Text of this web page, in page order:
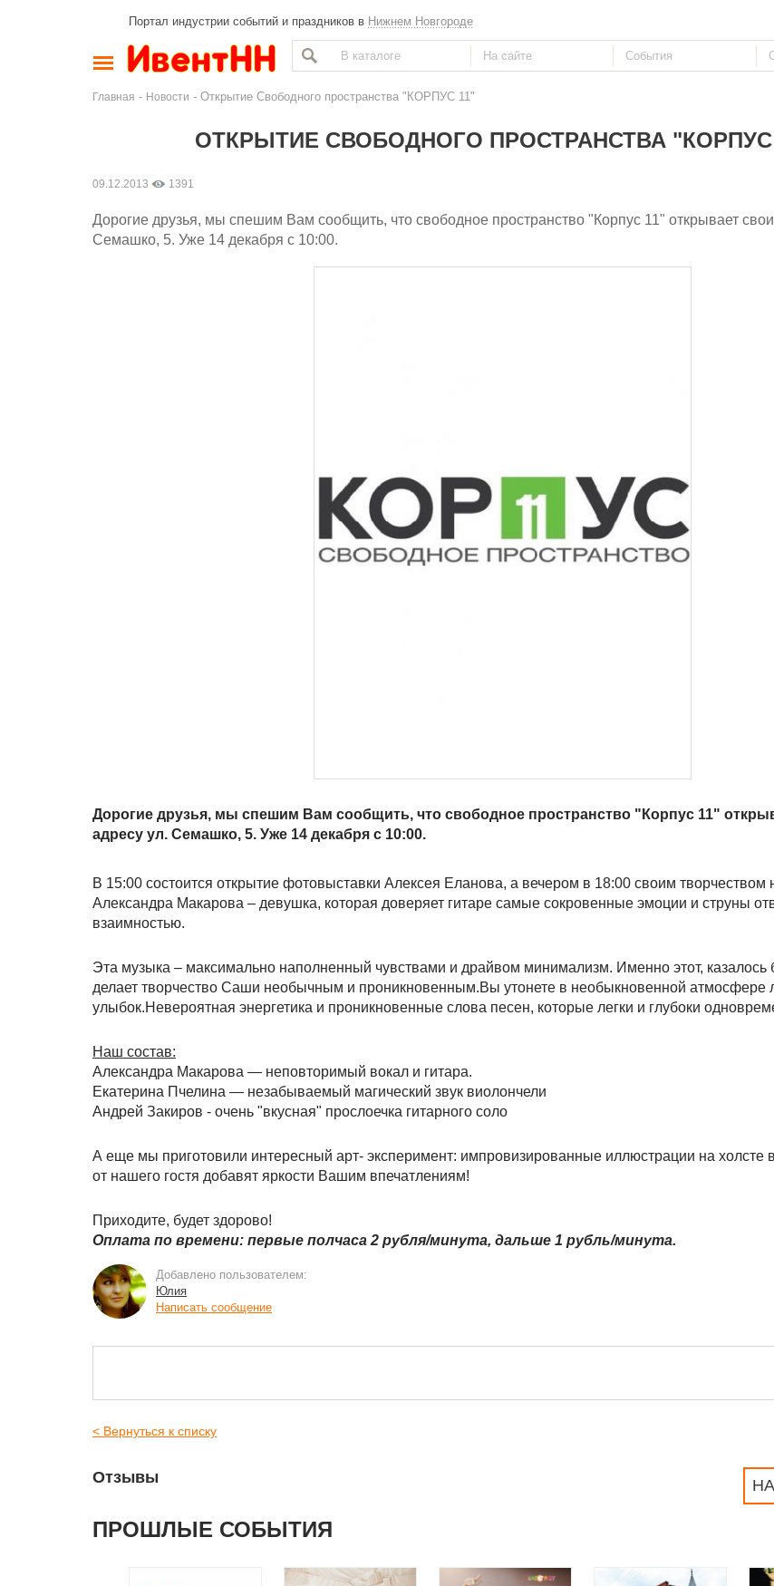
Портал индустрии событий и праздников в Нижнем Новгороде
Главная - Новости - Открытие Свободного пространства "КОРПУС 11"
ОТКРЫТИЕ СВОБОДНОГО ПРОСТРАНСТВА "КОРПУС
09.12.2013 1391
Дорогие друзья, мы спешим Вам сообщить, что свободное пространство "Корпус 11" открывает
Семашко, 5. Уже 14 декабря с 10:00.
Дорогие друзья, мы спешим Вам сообщить, что свободное пространство "Корпус 11"
адресу ул. Семашко, 5. Уже 14 декабря с 10:00.
В 15:00 состоится открытие фотовыставки Алексея Еланова, а вечером в 18:00 своим творчеством
Александра Макарова – девушка, которая доверяет гитаре самые сокровенные эмоции и струны
взаимностью.
Эта музыка – максимально наполненный чувствами и драйвом минимализм. Именно этот,
делает творчество Саши необычным и проникновенным.Вы утонете в необыкновенной атмосфере
улыбок.Невероятная энергетика и проникновенные слова песен, которые легки и глубоки
Наш состав:
Александра Макарова — неповторимый вокал и гитара.
Екатерина Пчелина — незабываемый магический звук виолончели
Андрей Закиров - очень "вкусная" прослоечка гитарного соло
А еще мы приготовили интересный арт- эксперимент: импровизированные иллюстрации на холсте
от нашего гостя добавят яркости Вашим впечатлениям!
Приходите, будет здорово!
Оплата по времени: первые полчаса 2 рубля/минута, дальше 1 рубль/минута.
Добавлено пользователем:
Юлия
Написать сообщение
< Вернуться к списку
Отзывы
ПРОШЛЫЕ СОБЫТИЯ